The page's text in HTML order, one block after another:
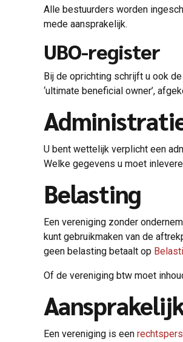
Alle bestuurders worden
mede aansprakelijk.
UBO-register
Bij de oprichting schrijft u ook
‘ultimate beneficial owner’,
U bent wettelijk verplicht een
Welke gegevens u moet
Belasting
Een vereniging zonder
kunt gebruikmaken van de
geen belasting betaalt op
Of de vereniging btw moet
Een vereniging is een